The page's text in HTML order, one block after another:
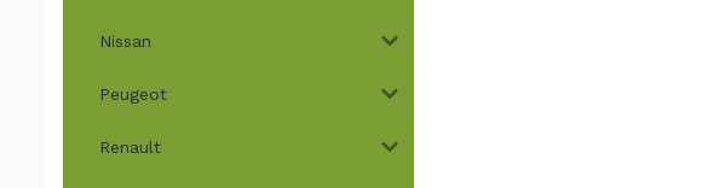
Nissan
Peugeot
Renault